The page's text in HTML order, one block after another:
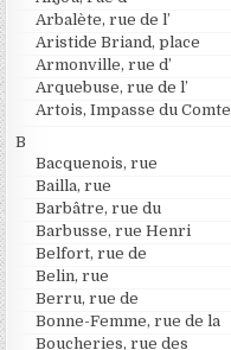
Arbalète, rue de l’
Aristide Briand, place
Armonville, rue d’
Arquebuse, rue de l’
Artois, Impasse du Comte
B
Bacquenois, rue
Bailla, rue
Barbâtre, rue du
Barbusse, rue Henri
Belfort, rue de
Belin, rue
Berru, rue de
Bonne-Femme, rue de la
Boucheries, rue des